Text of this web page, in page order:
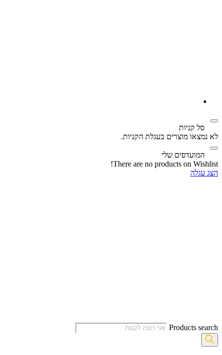
סל קניות‬
לא נמצאו מוצרים בעגלת הקניות.
המועדפים שלי
There are no products on Wishlist!
הצג עגלה
Products search